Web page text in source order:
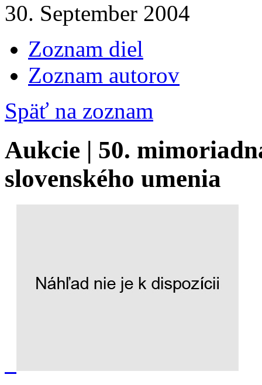
30. September 2004
Zoznam diel
Zoznam autorov
Späť na zoznam
Aukcie | 50.
slovenského umenia